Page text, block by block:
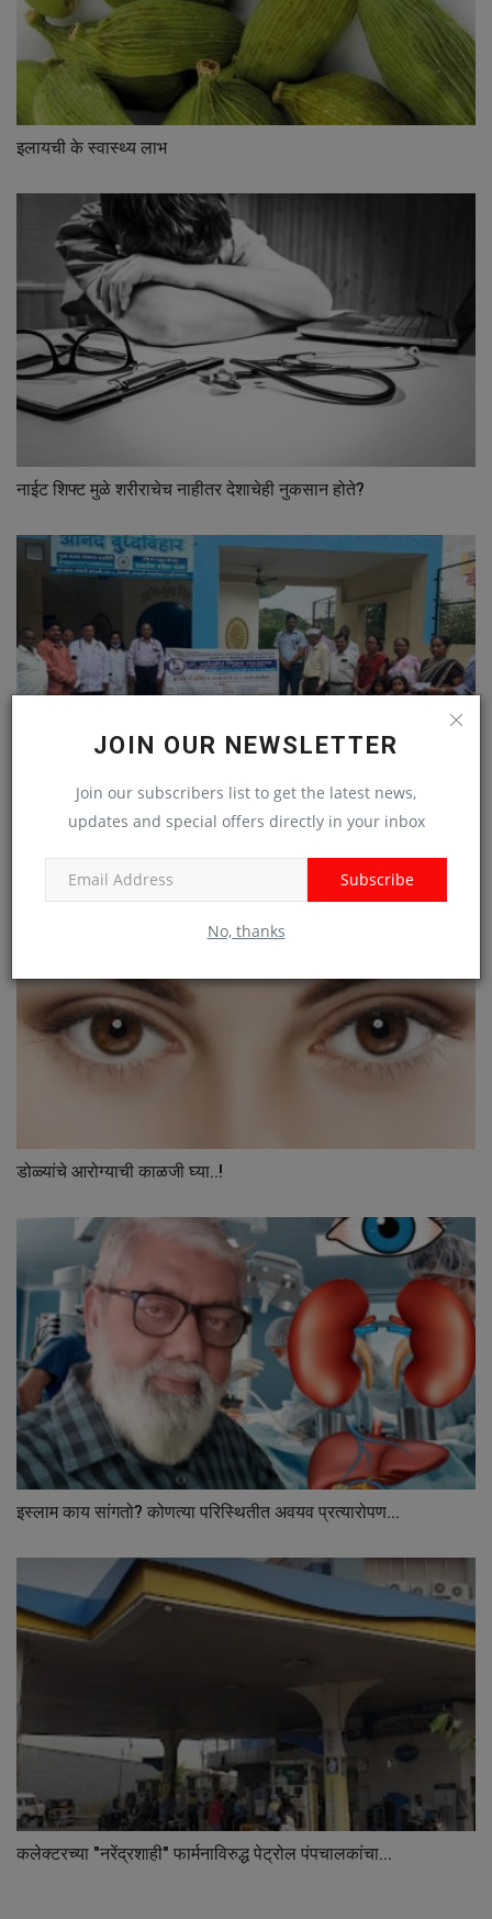
JOIN OUR NEWSLETTER
Join our subscribers list to get the latest news,
updates and special offers directly in your inbox
Subscribe
No, thanks
इलायची के स्वास्थ्य लाभ
नाईट शिफ्ट मुळे शरीराचेच नाहीतर देशाचेही नुकसान होते?
डॉ. आंबेडकर मिशन दवाखान्याची दर रविवारी मोफत ओपीडी सुरू
डोळ्यांचे आरोग्याची काळजी घ्या..!
इस्लाम काय सांगतो? कोणत्या परिस्थितीत अवयव प्रत्यारोपण...
कलेक्टरच्या "नरेंद्रशाही" फार्मनाविरुद्ध पेट्रोल पंपचालकांचा...